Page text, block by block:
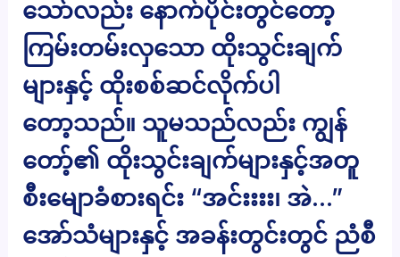
သော်လည်း နောက်ပိုင်းတွင်တော့
ကြမ်းတမ်းလှသော ထိုးသွင်းချက်
များနှင့် ထိုးစစ်ဆင်လိုက်ပါ
တော့သည်။ သူမသည်လည်း ကျွန်
တော့်၏ ထိုးသွင်းချက်များနှင့်အတူ
စီးမျောခံစားရင်း “အင်းးးး၊ အဲ…”
အော်သံများနှင့် အခန်းတွင်းတွင် ညံစီ